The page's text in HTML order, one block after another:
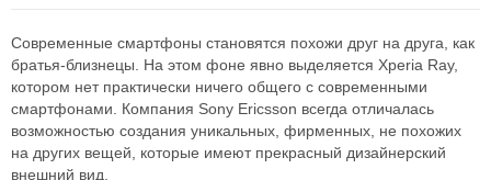
Современные смартфоны становятся похожи друг на друга, как
братья-близнецы. На этом фоне явно выделяется Xperia Ray,
котором нет практически ничего общего с современными
смартфонами. Компания Sony Ericsson всегда отличалась
возможностью создания уникальных, фирменных, не похожих
на других вещей, которые имеют прекрасный дизайнерский
внешний вид.